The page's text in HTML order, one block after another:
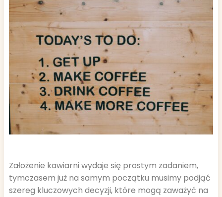
Założenie kawiarni wydaje się prostym zadaniem,
tymczasem już na samym początku musimy podjąć
szereg kluczowych decyzji, które mogą zaważyć na